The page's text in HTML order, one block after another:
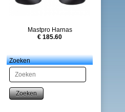
Mastpro Harnas
€ 185.60
Zoeken
Zoeken